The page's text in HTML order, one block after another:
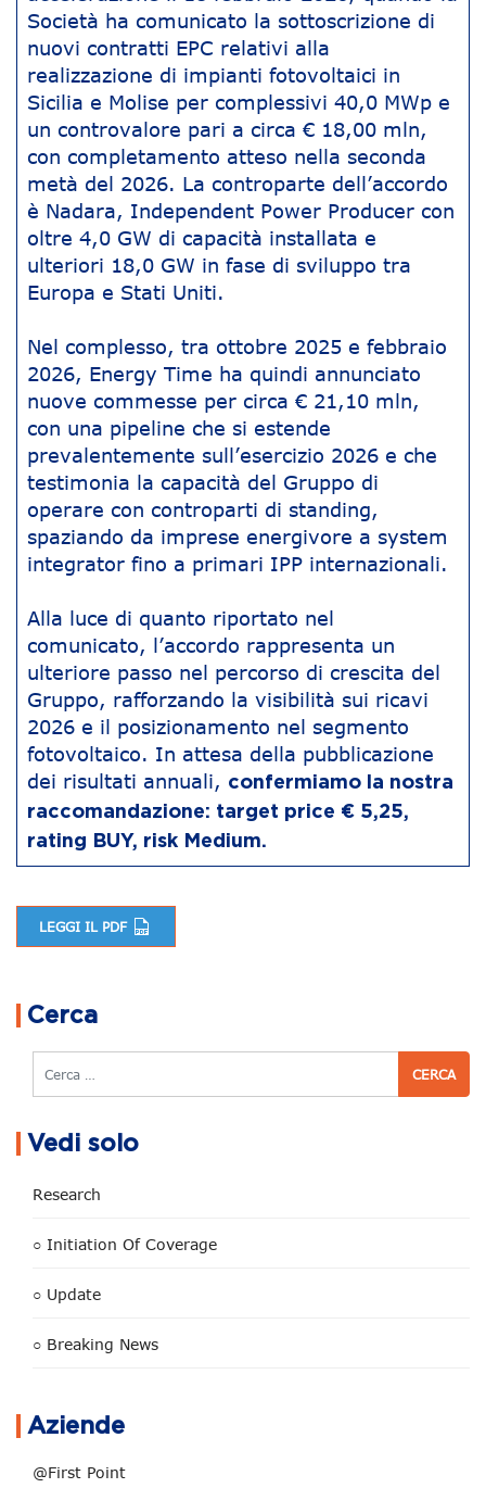
Società ha comunicato la sottoscrizione di
nuovi contratti EPC relativi alla
realizzazione di impianti fotovoltaici in
Sicilia e Molise per complessivi 40,0 MWp e
un controvalore pari a circa € 18,00 mln,
con completamento atteso nella seconda
metà del 2026. La controparte dell’accordo
è Nadara, Independent Power Producer con
oltre 4,0 GW di capacità installata e
ulteriori 18,0 GW in fase di sviluppo tra
Europa e Stati Uniti.
Nel complesso, tra ottobre 2025 e febbraio
2026, Energy Time ha quindi annunciato
nuove commesse per circa € 21,10 mln,
con una pipeline che si estende
prevalentemente sull’esercizio 2026 e che
testimonia la capacità del Gruppo di
operare con controparti di standing,
spaziando da imprese energivore a system
integrator fino a primari IPP internazionali.
Alla luce di quanto riportato nel
comunicato, l’accordo rappresenta un
ulteriore passo nel percorso di crescita del
Gruppo, rafforzando la visibilità sui ricavi
2026 e il posizionamento nel segmento
fotovoltaico. In attesa della pubblicazione
dei risultati annuali, confermiamo la nostra
raccomandazione: target price € 5,25,
rating BUY, risk Medium.
LEGGI IL PDF
Cerca
Cerca
Vedi solo
Research
○ Initiation Of Coverage
○ Update
○ Breaking News
Aziende
@First Point